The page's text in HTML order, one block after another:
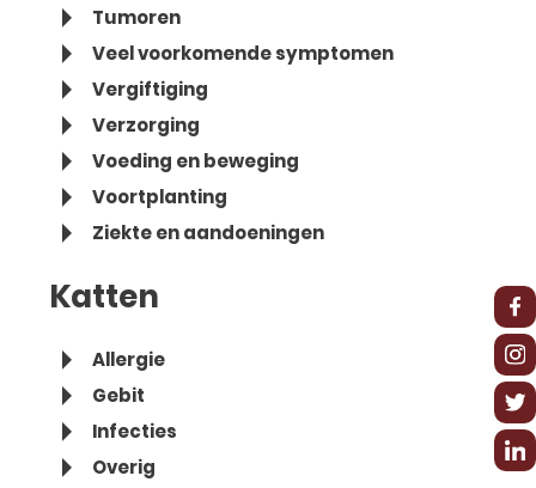
Tumoren
Veel voorkomende symptomen
Vergiftiging
Verzorging
Voeding en beweging
Voortplanting
Ziekte en aandoeningen
Katten
Allergie
Gebit
Infecties
Overig